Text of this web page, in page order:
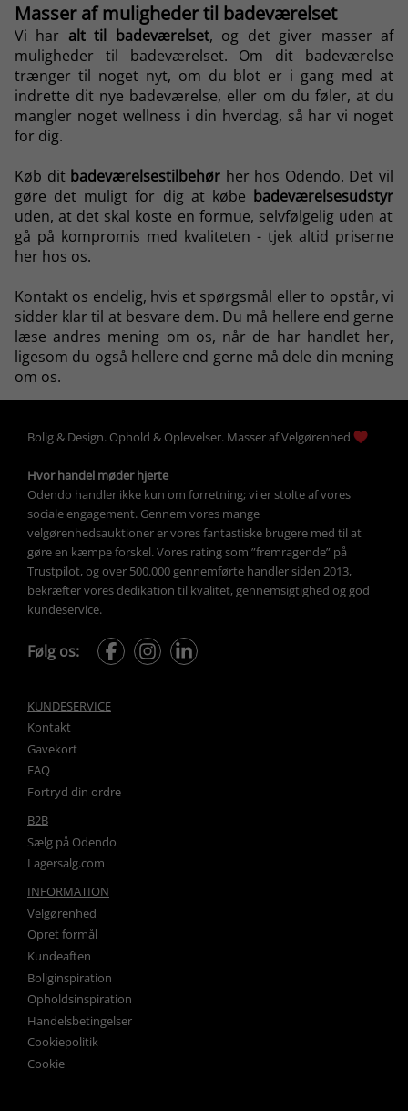
Masser af muligheder til badeværelset
Vi har alt til badeværelset, og det giver masser af
muligheder til badeværelset. Om dit badeværelse
trænger til noget nyt, om du blot er i gang med at
indrette dit nye badeværelse, eller om du føler, at du
mangler noget wellness i din hverdag, så har vi noget
for dig.
Køb dit badeværelsestilbehør her hos Odendo. Det vil
gøre det muligt for dig at købe badeværelsesudstyr
uden, at det skal koste en formue, selvfølgelig uden at
gå på kompromis med kvaliteten - tjek altid priserne
her hos os.
Kontakt os endelig, hvis et spørgsmål eller to opstår, vi
sidder klar til at besvare dem. Du må hellere end gerne
læse andres mening om os, når de har handlet her,
ligesom du også hellere end gerne må dele din mening
om os.
Bolig & Design. Ophold & Oplevelser. Masser af Velgørenhed
Hvor handel møder hjerte
Odendo handler ikke kun om forretning; vi er stolte af vores
sociale engagement. Gennem vores mange
velgørenhedsauktioner er vores fantastiske brugere med til at
gøre en kæmpe forskel. Vores rating som ”fremragende” på
Trustpilot, og over 500.000 gennemførte handler siden 2013,
bekræfter vores dedikation til kvalitet, gennemsigtighed og god
kundeservice.
Følg os:
KUNDESERVICE
Kontakt
Gavekort
FAQ
Fortryd din ordre
B2B
Sælg på Odendo
Lagersalg.com
INFORMATION
Velgørenhed
Opret formål
Kundeaften
Boliginspiration
Opholdsinspiration
Handelsbetingelser
Cookiepolitik
Cookie